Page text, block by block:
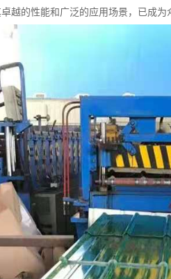
越的性能和广泛的应用场景，已成